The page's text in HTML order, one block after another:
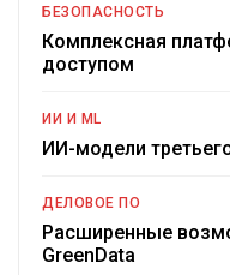
БЕЗОПАСНОСТЬ
Комплексная
доступом
ИИ И ML
ИИ-модели
ДЕЛОВОЕ ПО
Расширенные
GreenData